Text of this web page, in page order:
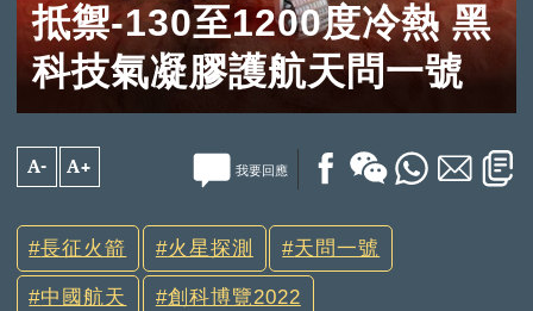
抵禦-130至1200度冷熱 黑
科技氣凝膠護航天問一號
A- A+ 我要回應
長征火箭 火星探測 天問一號
中國航天 創科博覽2022